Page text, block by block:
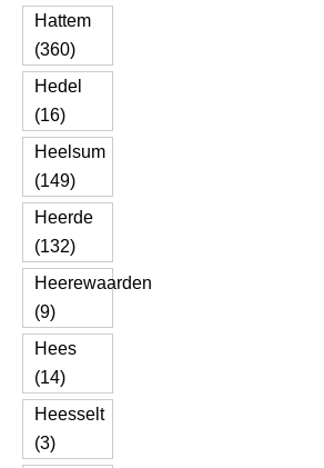
Hattem
(360)
Hedel
(16)
Heelsum
(149)
Heerde
(132)
Heerewaarden
(9)
Hees
(14)
Heesselt
(3)